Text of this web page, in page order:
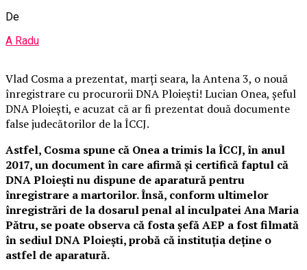
De
A Radu
Vlad Cosma a prezentat, marți seara, la Antena 3, o nouă
înregistrare cu procurorii DNA Ploiești! Lucian Onea, șeful
DNA Ploiești, e acuzat că ar fi prezentat două documente
false judecătorilor de la ÎCCJ.
Astfel, Cosma spune că Onea a trimis la ÎCCJ, în anul
2017, un document în care afirmă și certifică faptul că
DNA Ploiești nu dispune de aparatură pentru
înregistrare a martorilor. Însă, conform ultimelor
înregistrări de la dosarul penal al inculpatei Ana Maria
Pătru, se poate observa că fosta șefă AEP a fost filmată
în sediul DNA Ploiești, probă că instituția deține o
astfel de aparatură.